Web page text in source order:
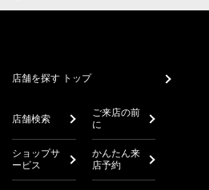
店舗を探す トップ
店舗検索
ご来店の前
に
ショップサ
ービス
かんたん来
店予約